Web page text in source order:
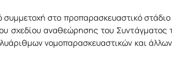
συμμετοχή στο προπαρασκευαστικό
σχεδίου αναθεώρησης του Συντάγματος
νομοπαρασκευαστικών και